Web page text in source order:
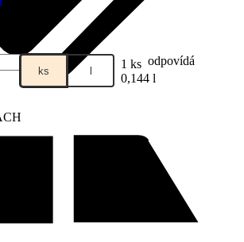
ks l 1 ks odpovídá
0,144 l